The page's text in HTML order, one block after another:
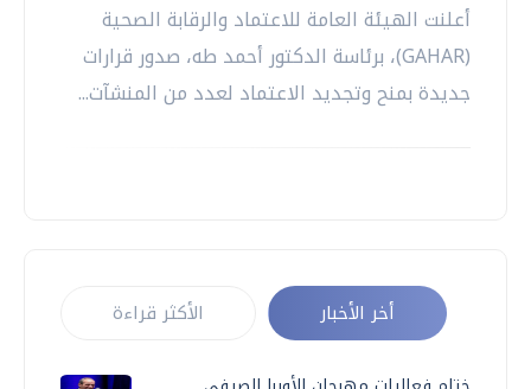
أعلنت الهيئة العامة للاعتماد والرقابة الصحية
(GAHAR)، برئاسة الدكتور أحمد طه، صدور قرارات
جديدة بمنح وتجديد الاعتماد لعدد من المنشآت...
أخر الأخبار الأكثر قراءة